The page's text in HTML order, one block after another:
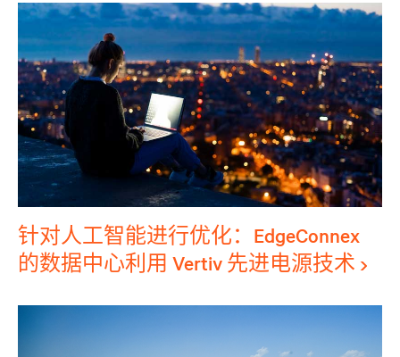
针对人工智能进行优化：EdgeConnex
的数据中心利用 Vertiv 先进电源技术